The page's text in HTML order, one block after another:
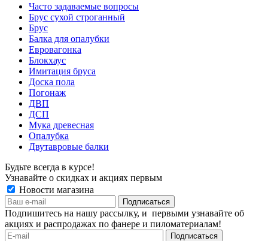
Часто задаваемые вопросы
Брус сухой строганный
Брус
Балка для опалубки
Евровагонка
Блокхаус
Имитация бруса
Доска пола
Погонаж
ДВП
ДСП
Мука древесная
Опалубка
Двутавровые балки
Будьте всегда в курсе!
Узнавайте о скидках и акциях первым
Новости магазина
Подпишитесь на нашу рассылку, и первыми узнавайте об
акциях и распродажах по фанере и пиломатериалам!